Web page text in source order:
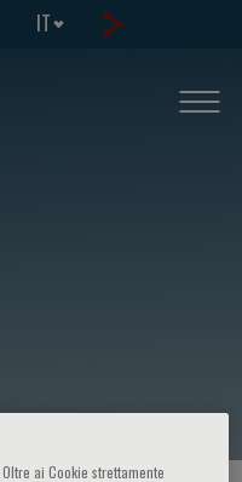
IT
ai Cookie strettamente